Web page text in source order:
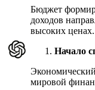
Бюджет
доходов
высоких ценах.
Начало
мировой